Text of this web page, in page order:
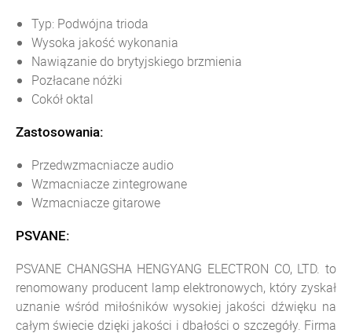
Typ: Podwójna trioda
Wysoka jakość wykonania
Nawiązanie do brytyjskiego brzmienia
Pozłacane nóżki
Cokół oktal
Zastosowania:
Przedwzmacniacze audio
Wzmacniacze zintegrowane
Wzmacniacze gitarowe
PSVANE:
PSVANE CHANGSHA HENGYANG ELECTRON CO, LTD. to
renomowany producent lamp elektronowych, który zyskał
uznanie wśród miłośników wysokiej jakości dźwięku na
całym świecie dzięki jakości i dbałości o szczegóły. Firma